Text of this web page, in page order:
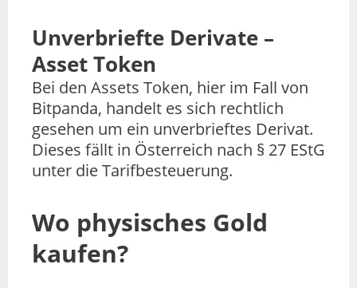
Unverbriefte Derivate –
Asset Token
Bei den Assets Token, hier im Fall von
Bitpanda, handelt es sich rechtlich
gesehen um ein unverbrieftes Derivat.
Dieses fällt in Österreich nach § 27 EStG
unter die Tarifbesteuerung.
Wo physisches Gold
kaufen?